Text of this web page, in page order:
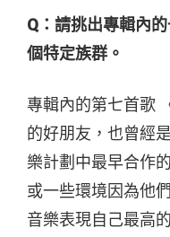
Q：請挑出專輯內
個特定族群。
專輯內的第七首歌
的好朋友，也曾經
樂計劃中最早合作
或一些環境因為他
音樂表現自己最高